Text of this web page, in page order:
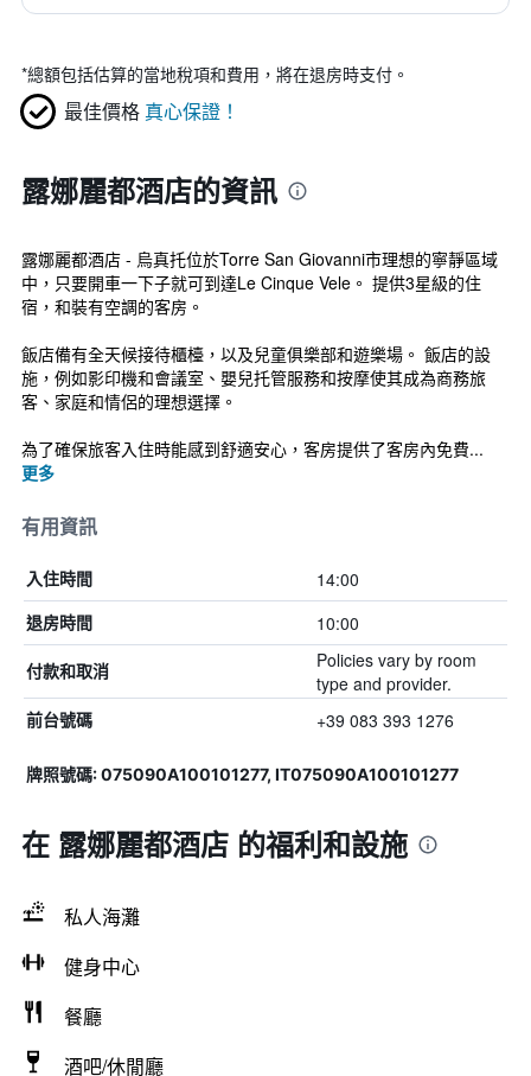
*總額包括估算的當地稅項和費用，將在退房時支付。
最佳價格 真心保證！
露娜麗都酒店的資訊
露娜麗都酒店 - 烏真托位於Torre San Giovanni市理想的寧靜區域
中，只要開車一下子就可到達Le Cinque Vele。 提供3星級的住
宿，和裝有空調的客房。
飯店備有全天候接待櫃檯，以及兒童俱樂部和遊樂場。 飯店的設
施，例如影印機和會議室、嬰兒托管服務和按摩使其成為商務旅
客、家庭和情侶的理想選擇。
為了確保旅客入住時能感到舒適安心，客房提供了客房內免費...
更多
有用資訊
入住時間 14:00
退房時間 10:00
付款和取消
Policies vary by room
type and provider.
前台號碼 +39 083 393 1276
牌照號碼: 075090A100101277, IT075090A100101277
在 露娜麗都酒店 的福利和設施
私人海灘
健身中心
餐廳
酒吧/休閒廳